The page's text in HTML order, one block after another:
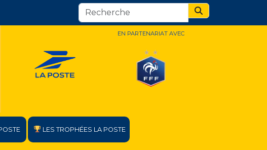
Search
EN PARTENARIAT AVEC
LES TROPHÉES LA POSTE